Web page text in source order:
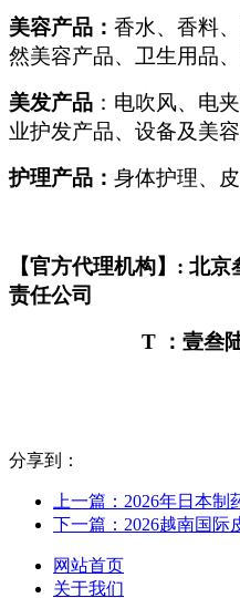
美容产品： 香水、香料
然美容产品、卫生用品
美发产品 ：电吹风、电夹
业护发产品、设备及美
护理产品： 身体护理、
【官方代理机构】: 北
责任公司
T
：壹叁
分享到：
上一篇：2026年日本制
下一篇：2026越南国
网站首页
关于我们